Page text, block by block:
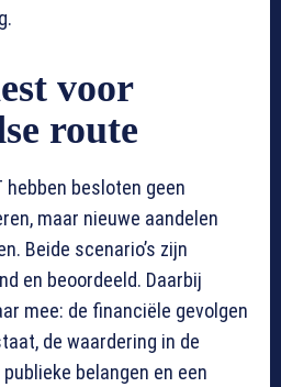
voor
route
hebben besloten geen
maar nieuwe aandelen
Beide scenario’s zijn
en beoordeeld. Daarbij
mee: de financiële gevolgen
de waardering in de
belangen en een